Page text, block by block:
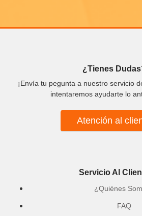
¿Tienes
¡Envía tu pegunta a nuestro servicio
intentaremos ayudarte lo
Atención al
Servicio Al
¿Quiénes
FAQ